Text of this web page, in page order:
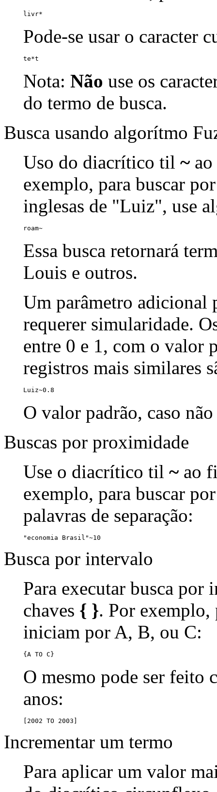
livr*
Pode-se usar o caracter
te*t
Nota: Não use os
do termo de busca.
Busca usando algorítmo
Uso do diacrítico til ~
exemplo, para buscar
inglesas de "Luiz", use
roam~
Essa busca retornará
Louis e outros.
Um parâmetro adicional
requerer simularidade.
entre 0 e 1, com o valor
registros mais similares
Luiz~0.8
O valor padrão, caso
Buscas por proximidade
Use o diacrítico til ~ ao
exemplo, para buscar
palavras de separação:
"economia Brasil"~10
Busca por intervalo
Para executar busca por
chaves { }. Por exemplo,
iniciam por A, B, ou C:
{A TO C}
O mesmo pode ser feito
anos:
[2002 TO 2003]
Incrementar um termo
Para aplicar um valor